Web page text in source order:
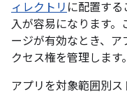
ィレクトリ に配置す
入が容易になります。
ージが有効なとき、
クセス権を管理します。
アプリを対象範囲別ス